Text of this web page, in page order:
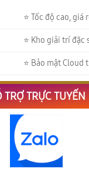
⭐ Tốc độ cao, giá
⭐ Kho giải trí đặc
⭐ Bảo mật Cloud
TRỢ TRỰC TUYẾN